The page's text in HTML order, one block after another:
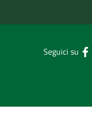
Seguici su